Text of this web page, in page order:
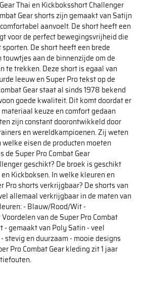
Thai en Kickboksshort Challenger
Gear shorts zijn gemaakt van Satijn
aanvoelt. De short heeft een
voor de perfect bewegingsvrijheid die
De short heeft een brede
aan de binnenzijde om de
te trekken. Deze short is egaal van
leeuw en Super Pro tekst op de
Gear staat al sinds 1978 bekend
goede kwaliteit. Dit komt doordat er
materiaal keuze en comfort gedaan
zijn constant doorontwikkeld door
en wereldkampioenen. Zij weten
welke eisen de producten moeten
de Super Pro Combat Gear
geschikt? De broek is geschikt
en Kickboksen. In welke kleuren en
Pro shorts verkrijgbaar? De shorts van
allemaal verkrijgbaar in de maten van
- Blauw/Rood/Wit -
van de Super Pro Combat
- gemaakt van Poly Satin - veel
stevig en duurzaam - mooie designs
Pro Combat Gear kleding zit 1 jaar